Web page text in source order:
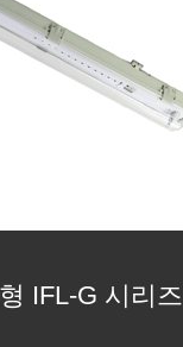
IFL-G 시리즈